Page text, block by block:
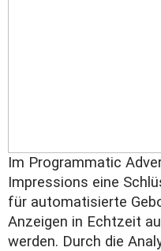
Im Programmatic
Impressions eine
für automatisierte
Anzeigen in Echtzeit
werden. Durch die